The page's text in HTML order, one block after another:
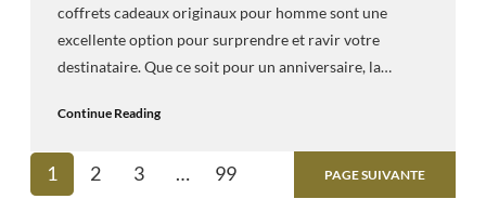
coffrets cadeaux originaux pour homme sont une
excellente option pour surprendre et ravir votre
destinataire. Que ce soit pour un anniversaire, la…
Continue Reading
1 2 3 … 99 PAGE SUIVANTE